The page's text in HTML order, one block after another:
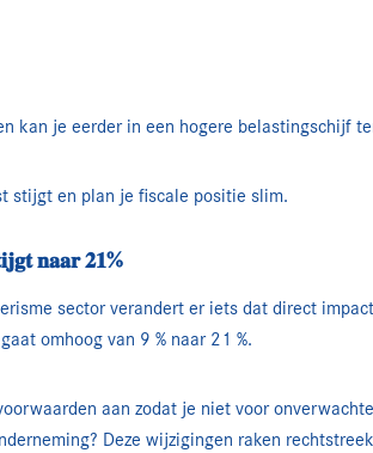
kan je eerder in een hogere belastingschijf
en plan je fiscale positie slim.
𝐧𝐚𝐚𝐫 𝟐𝟏%
sector verandert er iets dat direct
omhoog van 9 % naar 21 %.
aan zodat je niet voor
Deze wijzigingen raken